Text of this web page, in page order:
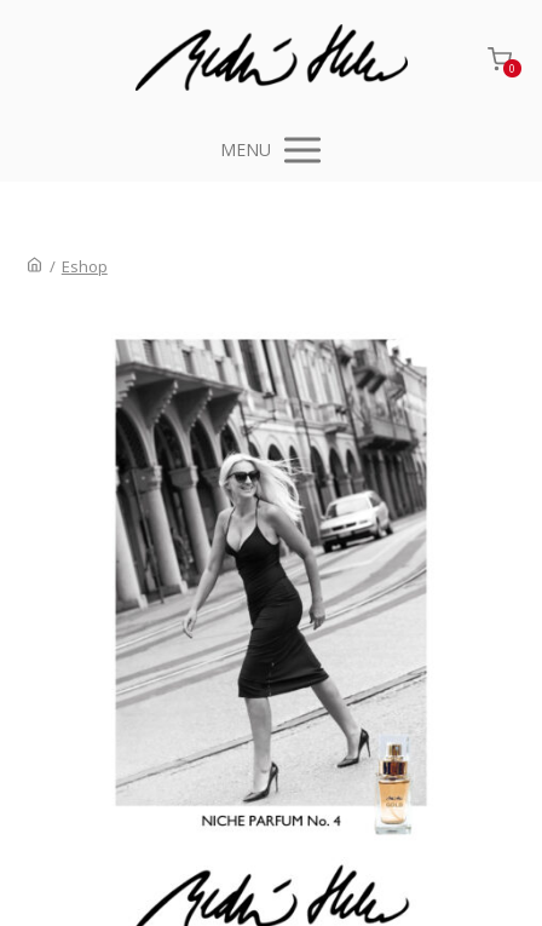
0
MENU
/ Eshop